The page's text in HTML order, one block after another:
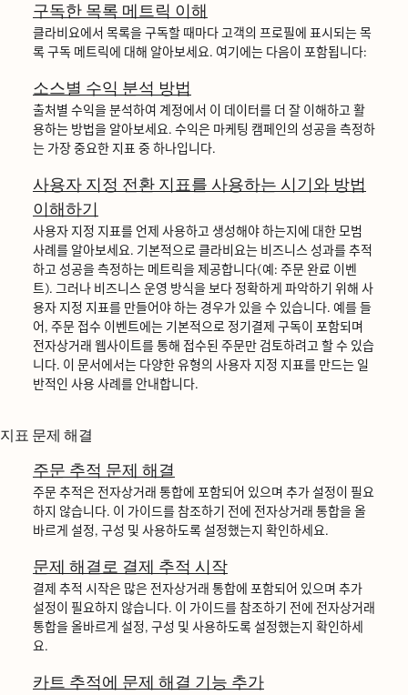
구독한 목록 메트릭 이해
클라비요에서 목록을 구독할 때마다 고객의 프로필에 표시되는 목
록 구독 메트릭에 대해 알아보세요. 여기에는 다음이 포함됩니다:
소스별 수익 분석 방법
출처별 수익을 분석하여 계정에서 이 데이터를 더 잘 이해하고 활
용하는 방법을 알아보세요. 수익은 마케팅 캠페인의 성공을 측정하
는 가장 중요한 지표 중 하나입니다.
사용자 지정 전환 지표를 사용하는 시기와 방법
이해하기
사용자 지정 지표를 언제 사용하고 생성해야 하는지에 대한 모범
사례를 알아보세요. 기본적으로 클라비요는 비즈니스 성과를 추적
하고 성공을 측정하는 메트릭을 제공합니다(예: 주문 완료 이벤
트). 그러나 비즈니스 운영 방식을 보다 정확하게 파악하기 위해 사
용자 지정 지표를 만들어야 하는 경우가 있을 수 있습니다. 예를 들
어, 주문 접수 이벤트에는 기본적으로 정기결제 구독이 포함되며
전자상거래 웹사이트를 통해 접수된 주문만 검토하려고 할 수 있습
니다. 이 문서에서는 다양한 유형의 사용자 지정 지표를 만드는 일
반적인 사용 사례를 안내합니다.
지표 문제 해결
주문 추적 문제 해결
주문 추적은 전자상거래 통합에 포함되어 있으며 추가 설정이 필요
하지 않습니다. 이 가이드를 참조하기 전에 전자상거래 통합을 올
바르게 설정, 구성 및 사용하도록 설정했는지 확인하세요.
문제 해결로 결제 추적 시작
결제 추적 시작은 많은 전자상거래 통합에 포함되어 있으며 추가
설정이 필요하지 않습니다. 이 가이드를 참조하기 전에 전자상거래
통합을 올바르게 설정, 구성 및 사용하도록 설정했는지 확인하세
요.
카트 추적에 문제 해결 기능 추가